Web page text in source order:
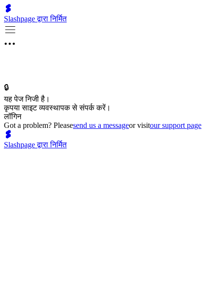
Slashpage द्वारा निर्मित
🔒
यह पेज निजी है।
कृपया साइट व्यवस्थापक से संपर्क करें।
लॉगिन
Got a problem? Pleasesend us a messageor visitour support page
Slashpage द्वारा निर्मित